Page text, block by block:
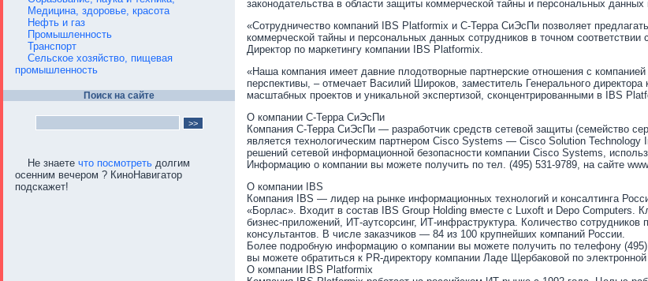
Медицина, здоровье, красота
Нефть и газ
Промышленность
Транспорт
Сельское хозяйство, пищевая
промышленность
Поиск на сайте
Не знаете что посмотреть долгим
осенним вечером ? КиноНавигатор
подскажет!
законодательства в области защиты коммерческой тайны и персональных данных
«Сотрудничество компаний IBS Platformix и С-Терра СиЭсПи позволяет
коммерческой тайны и персональных данных сотрудников в точном
Директор по маркетингу компании IBS Platformix.
«Наша компания имеет давние плодотворные партнерские отношения с
перспективы, – отмечает Василий Широков, заместитель Генерального
масштабных проектов и уникальной экспертизой, сконцентрированными в IBS
О компании С-Терра СиЭсПи
Компания С-Терра СиЭсПи — разработчик средств сетевой защиты (семейство
является технологическим партнером Cisco Systems — Cisco Solution
решений сетевой информационной безопасности компании Cisco Systems,
Информацию о компании вы можете получить по тел. (495) 531-9789, на сайте
О компании IBS
Компания IBS — лидер на рынке информационных технологий и консалтинга
«Борлас». Входит в состав IBS Group Holding вместе с Luxoft и Depo Computers.
бизнес-приложений, ИТ-аутсорсинг, ИТ-инфраструктура. Количество
консультантов. В числе заказчиков — 84 из 100 крупнейших компаний России.
Более подробную информацию о компании вы можете получить по телефону
вы можете обратиться к PR-директору компании Ладе Щербаковой по электронной
О компании IBS Platformix